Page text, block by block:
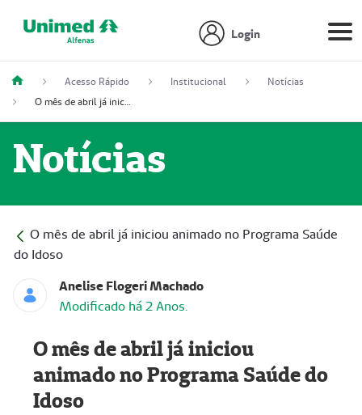
Login
Acesso Rápido Institucional
Notícias
O mês de abril já iniciou animado no Programa Saúde do Idoso
Notícias
O mês de abril já iniciou animado no Programa Saúde
do Idoso
Anelise Flogeri Machado
Modificado há 2 Anos.
O mês de abril já iniciou
animado no Programa Saúde do
Idoso